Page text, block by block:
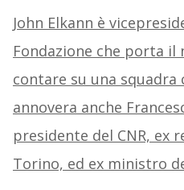
John Elkann è
Fondazione che porta il
contare su una
annovera anche
presidente del CNR, ex
Torino, ed ex ministro